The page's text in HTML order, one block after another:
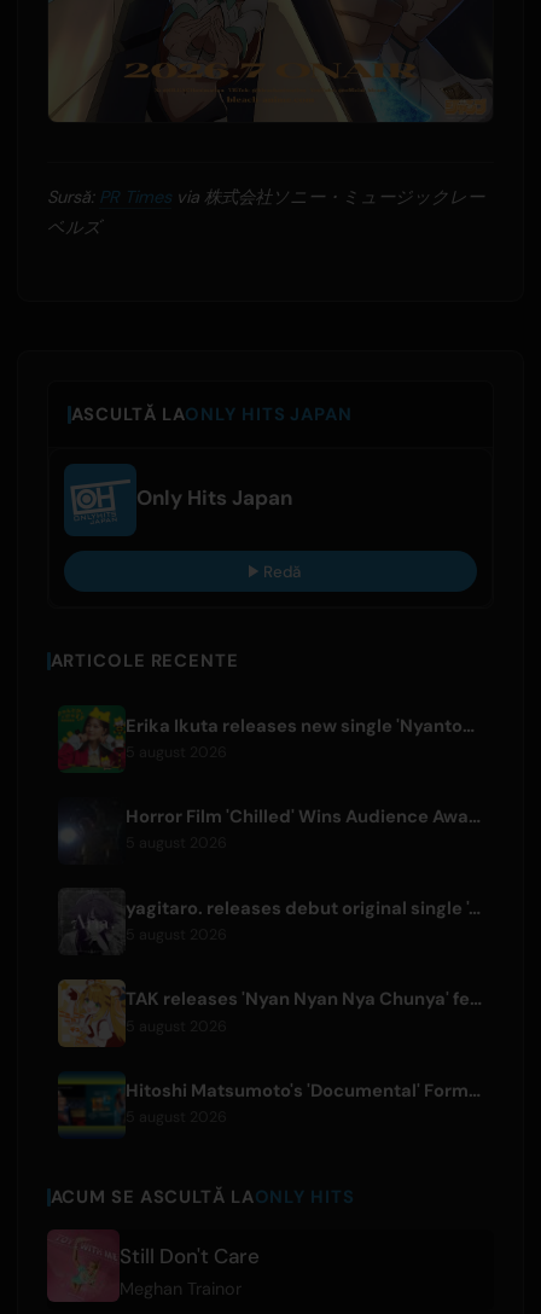
Sursă: PR Timesvia 株式会社ソニー・ミュージックレー
ベルズ
ASCULTĂ LAONLY HITS JAPAN
Only Hits Japan
Redă
ARTICOLE RECENTE
Erika Ikuta releases new single 'Nyantokanyaruru' for children's book 'Fumikiri Neko'
Horror Film 'Chilled' Wins Audience Award at Fantasia Festival
yagitaro. releases debut original single 'Aria.' with Suda Keina
TAK releases 'Nyan Nyan Nya Chunya' featuring Kotoha for Zenless Zone Zero
Hitoshi Matsumoto's 'Documental' Format to Launch US Version
ACUM SE ASCULTĂ LAONLY HITS
Still Don't Care
Meghan Trainor